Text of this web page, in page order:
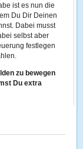
ist es nun die
Du Dir Deinen
Dabei musst
selbst aber
festlegen
zu bewegen
Du extra